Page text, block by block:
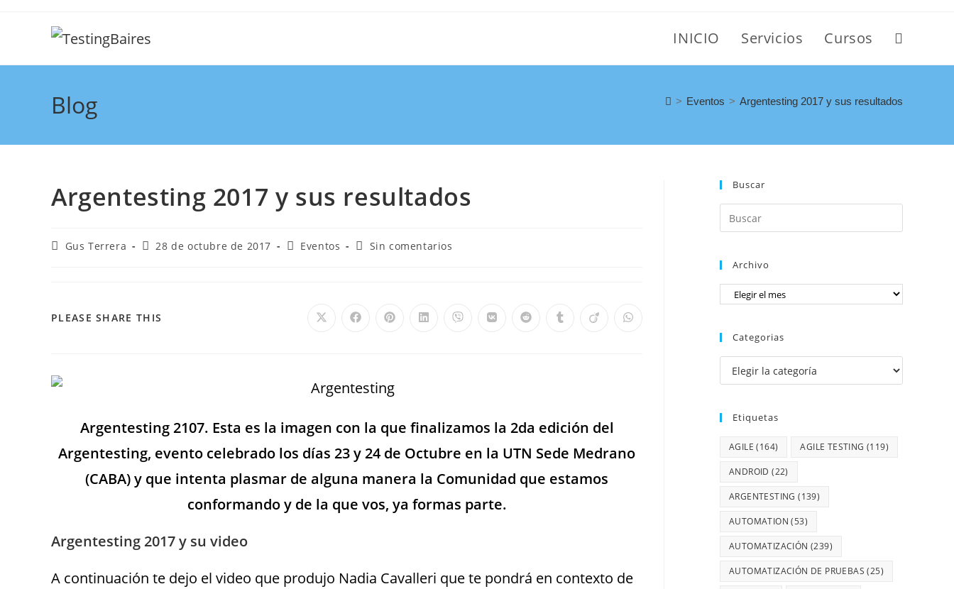
INICIO Servicios Cursos
Blog > Eventos > Argentesting 2017 y sus resultados
Argentesting 2017 y sus resultados
Gus Terrera 28 de octubre de 2017 Eventos Sin comentarios
PLEASE SHARE THIS
Argentesting 2107. Esta es la imagen con la que finalizamos la 2da edición del
Argentesting, evento celebrado los días 23 y 24 de Octubre en la UTN Sede Medrano
(CABA) y que intenta plasmar de alguna manera la Comunidad que estamos
conformando y de la que vos, ya formas parte.
Argentesting 2017 y su video
A continuación te dejo el video que produjo Nadia Cavalleri que te pondrá en contexto de
Buscar
Archivo
Categorias
Etiquetas
AGILE (164) AGILE TESTING (119)
ANDROID (22)
ARGENTESTING (139)
AUTOMATION (53)
AUTOMATIZACIÓN (239)
AUTOMATIZACIÓN DE PRUEBAS (25)